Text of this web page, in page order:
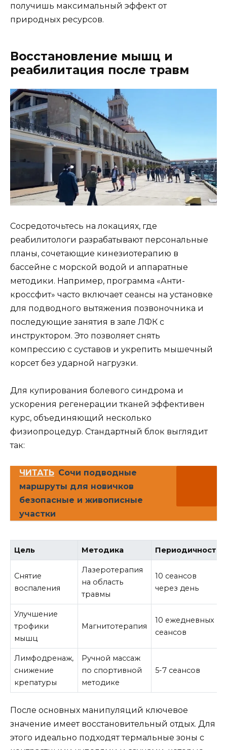
получишь максимальный эффект от
природных ресурсов.
Восстановление мышц и
реабилитация после травм
Сосредоточьтесь на локациях, где
реабилитологи разрабатывают персональные
планы, сочетающие кинезиотерапию в
бассейне с морской водой и аппаратные
методики. Например, программа «Анти-
кроссфит» часто включает сеансы на установке
для подводного вытяжения позвоночника и
последующие занятия в зале ЛФК с
инструктором. Это позволяет снять
компрессию с суставов и укрепить мышечный
корсет без ударной нагрузки.
Для купирования болевого синдрома и
ускорения регенерации тканей эффективен
курс, объединяющий несколько
физиопроцедур. Стандартный блок выглядит
так:
ЧИТАТЬ Сочи подводные
маршруты для новичков
безопасные и живописные
участки
Цель Методика Периодичность
Снятие
воспаления
Лазеротерапия
на область
травмы
10 сеансов
через день
Улучшение
трофики
мышц
Магнитотерапия
10 ежедневных
сеансов
Лимфодренаж,
снижение
крепатуры
Ручной массаж
по спортивной
методике
5-7 сеансов
После основных манипуляций ключевое
значение имеет восстановительный отдых. Для
этого идеально подходят термальные зоны с